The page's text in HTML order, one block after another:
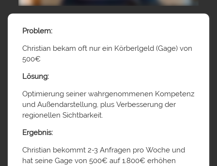
Problem:
Christian bekam oft nur ein Körberlgeld (Gage) von
500€
Lösung:
Optimierung seiner wahrgenommenen Kompetenz
und Außendarstellung, plus Verbesserung der
regionellen Sichtbarkeit.
Ergebnis:
Christian bekommt 2-3 Anfragen pro Woche und
hat seine Gage von 500€ auf 1.800€ erhöhen